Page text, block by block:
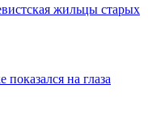
жильцы старых
на глаза